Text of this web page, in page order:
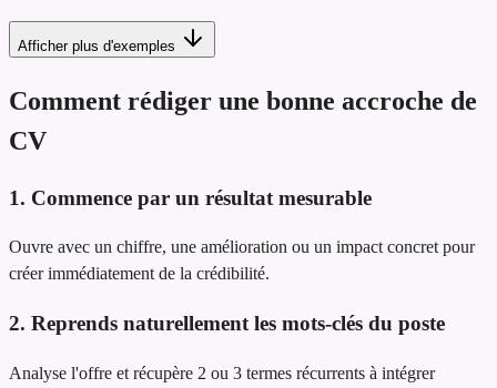
Afficher plus d'exemples
Comment rédiger une bonne accroche de
CV
1. Commence par un résultat mesurable
Ouvre avec un chiffre, une amélioration ou un impact concret pour
créer immédiatement de la crédibilité.
2. Reprends naturellement les mots-clés du poste
Analyse l'offre et récupère 2 ou 3 termes récurrents à intégrer